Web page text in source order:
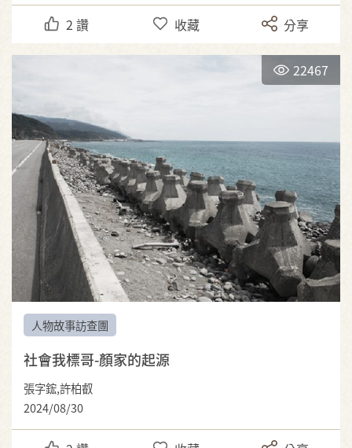
2 讚 收藏 分享
22467
人物故事訪查團
社會我標哥-顏家的起源
張字鋐,許柏叡
2024/08/30